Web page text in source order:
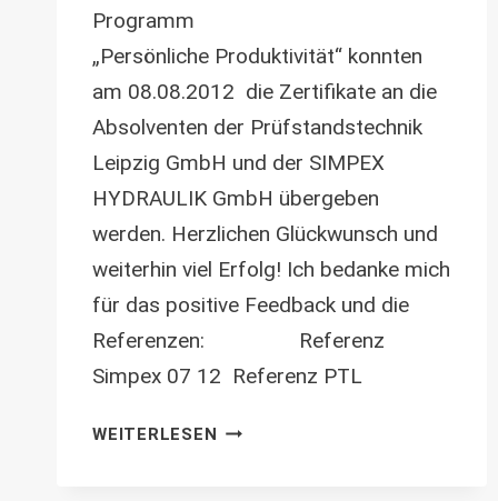
Programm
„Persönliche Produktivität“ konnten
am 08.08.2012 die Zertifikate an die
Absolventen der Prüfstandstechnik
Leipzig GmbH und der SIMPEX
HYDRAULIK GmbH übergeben
werden. Herzlichen Glückwunsch und
weiterhin viel Erfolg! Ich bedanke mich
für das positive Feedback und die
Referenzen: Referenz
Simpex 07 12 Referenz PTL
WEITERLESEN FEEDBACK